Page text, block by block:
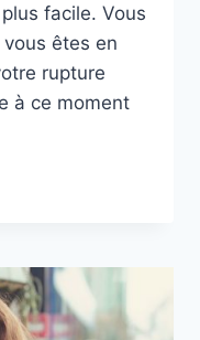
facile. Vous
vous êtes en
rupture
à ce moment